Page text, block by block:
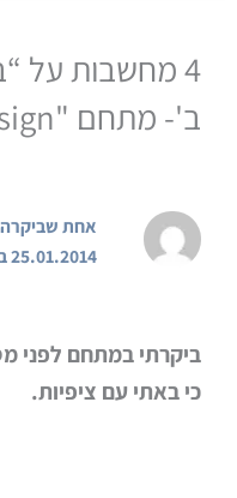
4 מחשבות על
ב'- מתחם "Home Design"”
אחת
25.01.2014 ב 21:15
ביקרתי במתחם לפני
כי באתי עם ציפיות.